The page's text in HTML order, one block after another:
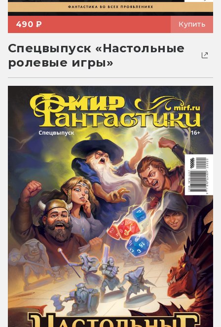
490 ₽ Купить
Спецвыпуск «Настольные
ролевые игры»